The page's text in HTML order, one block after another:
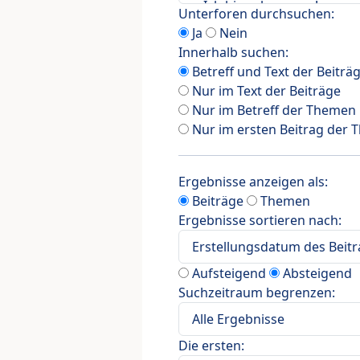
Unterforen durchsuchen:
Ja
Nein
Innerhalb suchen:
Betreff und Text der
Nur im Text der Beiträge
Nur im Betreff der Themen
Nur im ersten Beitrag der
Ergebnisse anzeigen als:
Beiträge
Themen
Ergebnisse sortieren nach:
Aufsteigend
Absteigend
Suchzeitraum begrenzen:
Die ersten: